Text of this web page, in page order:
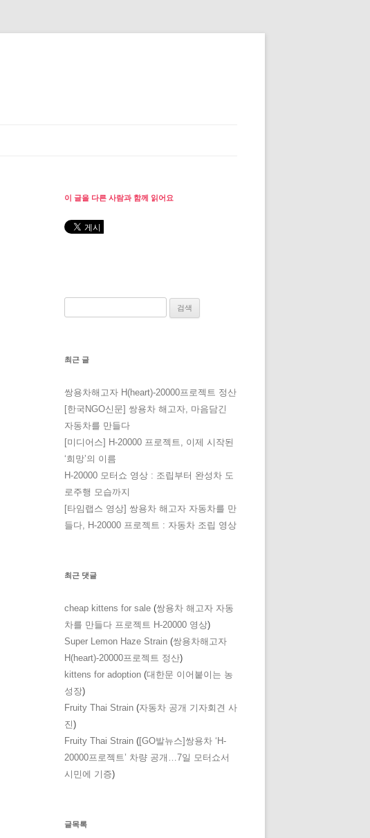
이 글을 다른 사람과 함께 읽어요
최근 글
쌍용차해고자 H(heart)-20000프로젝트 정산
[한국NGO신문] 쌍용차 해고자, 마음담긴
자동차를 만들다
[미디어스] H-20000 프로젝트, 이제 시작된
‘희망’의 이름
H-20000 모터쇼 영상 : 조립부터 완성차 도
로주행 모습까지
[타임랩스 영상] 쌍용차 해고자 자동차를 만
들다, H-20000 프로젝트 : 자동차 조립 영상
최근 댓글
cheap kittens for sale (쌍용차 해고자 자동
차를 만들다 프로젝트 H-20000 영상)
Super Lemon Haze Strain (쌍용차해고자
H(heart)-20000프로젝트 정산)
kittens for adoption (대한문 이어붙이는 농
성장)
Fruity Thai Strain (자동차 공개 기자회견 사
진)
Fruity Thai Strain ([GO발뉴스]쌍용차 ‘H-
20000프로젝트’ 차량 공개…7일 모터쇼서
시민에 기증)
글목록